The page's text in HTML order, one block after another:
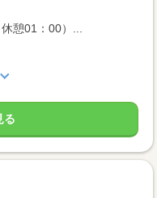
憩01：00）...
る